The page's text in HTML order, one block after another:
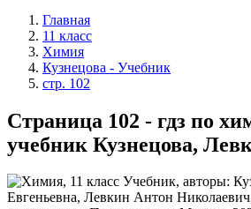
Главная
11 класс
Химия
Кузнецова - Учебник
стр. 102
Страница 102 - гдз по
учебник Кузнецова,